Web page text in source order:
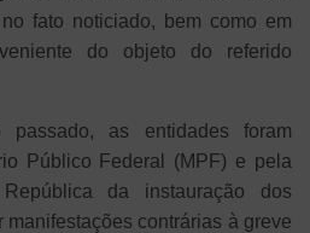
fato noticiado, bem como em
do objeto do referido
as entidades foram
Público Federal (MPF) e pela
República da instauração dos
contrárias à greve